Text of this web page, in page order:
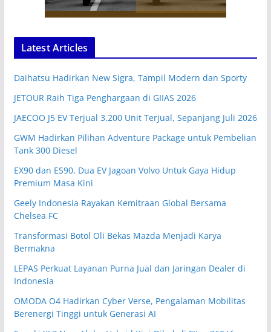
Latest Articles
Daihatsu Hadirkan New Sigra, Tampil Modern dan Sporty
JETOUR Raih Tiga Penghargaan di GIIAS 2026
JAECOO J5 EV Terjual 3.200 Unit Terjual, Sepanjang Juli 2026
GWM Hadirkan Pilihan Adventure Package untuk Pembelian
Tank 300 Diesel
EX90 dan ES90, Dua EV Jagoan Volvo Untuk Gaya Hidup
Premium Masa Kini
Geely Indonesia Rayakan Kemitraan Global Bersama
Chelsea FC
Transformasi Botol Oli Bekas Mazda Menjadi Karya
Bermakna
LEPAS Perkuat Layanan Purna Jual dan Jaringan Dealer di
Indonesia
OMODA O4 Hadirkan Cyber Verse, Pengalaman Mobilitas
Berenergi Tinggi untuk Generasi AI